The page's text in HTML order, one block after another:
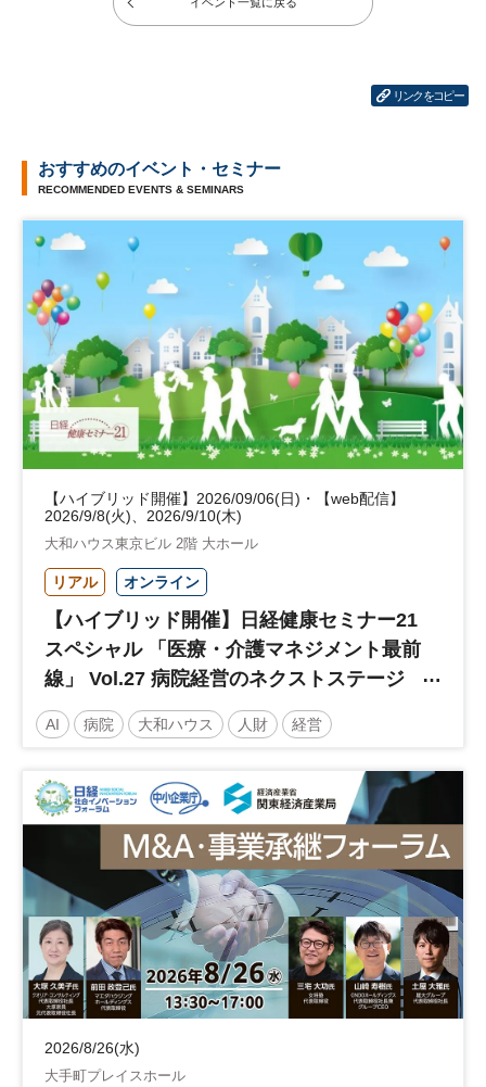
リンクをコピー
おすすめのイベント・セミナー
RECOMMENDED EVENTS & SEMINARS
【ハイブリッド開催】2026/09/06(日)・【web配信】
2026/9/8(火)、2026/9/10(木)
大和ハウス東京ビル 2階 大ホール
リアル オンライン
【ハイブリッド開催】日経健康セミナー21
スペシャル 「医療・介護マネジメント最前
線」 Vol.27 病院経営のネクストステージ
～診療報酬改定のその先 AI・DX・人財戦
略で描く持続可能な未来へ～
AI 病院 大和ハウス 人財 経営
人材戦略
日経健康セミナー 病院経営 診療報酬
土日祝開催
2026/8/26(水)
大手町プレイスホール